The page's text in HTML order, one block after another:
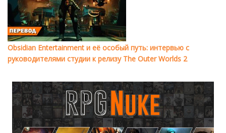
Obsidian Entertainment и её особый путь: интервью с
руководителями студии к релизу The Outer Worlds 2